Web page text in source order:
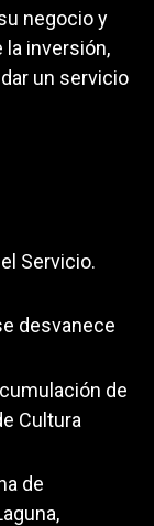
negocio y
inversión,
un servicio
Servicio.
desvanece
de
Cultura
de